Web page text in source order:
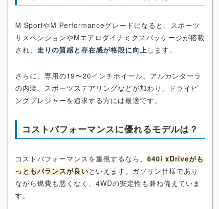
M SportやM Performanceグレードになると、スポーツ
サスペンションやMエアロダイナミクスパッケージが搭載
され、 走りの質感と存在感が格段に向上 します。
さらに、専用の19〜20インチホイール、アルカンターラ
の内装、スポーツステアリングなどが加わり、ドライビ
ングプレジャーを追求する方には最適です。
コストパフォーマンスに優れるモデルは？
コストパフォーマンスを重視するなら、 640i xDriveがも
っともバランスが良いといえます。ガソリン仕様であり
ながら燃費も悪くなく、4WDの安定性も兼ね備えていま
す。